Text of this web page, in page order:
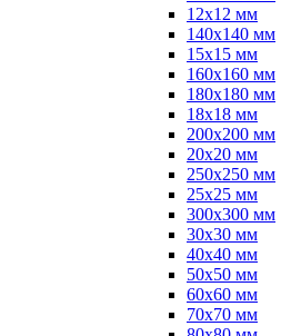
12х12 мм
140х140 мм
15х15 мм
160х160 мм
180х180 мм
18х18 мм
200х200 мм
20х20 мм
250х250 мм
25х25 мм
300х300 мм
30х30 мм
40х40 мм
50х50 мм
60х60 мм
70х70 мм